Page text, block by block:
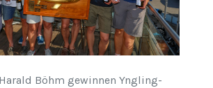
Böhm gewinnen Yngling-